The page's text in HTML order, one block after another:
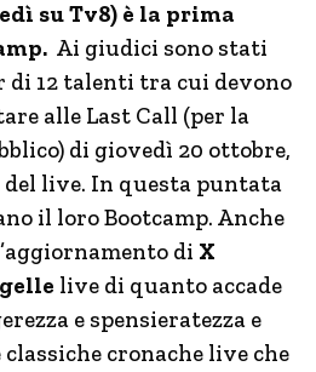
su Tv8) è la prima
Ai giudici sono stati
di 12 talenti tra cui devono
alle Last Call (per la
di giovedì 20 ottobre,
live. In questa puntata
il loro Bootcamp. Anche
di X
live di quanto accade
e spensieratezza e
cronache live che